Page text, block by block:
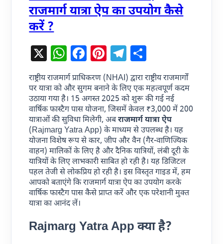
राजमार्ग यात्रा ऐप का उपयोग कैसे
करें ?
X WhatsApp
Facebook
Pinterest
Telegram
राष्ट्रीय राजमार्ग प्राधिकरण (NHAI) द्वारा राष्ट्रीय राजमार्गों
पर यात्रा को और सुगम बनाने के लिए एक महत्वपूर्ण कदम
उठाया गया है। 15 अगस्त 2025 को शुरू की गई नई
वार्षिक फास्टैग पास योजना, जिसमें केवल ₹3,000 में 200
यात्राओं की सुविधा मिलेगी, अबराजमार्ग यात्रा ऐप
(Rajmarg Yatra App) के माध्यम से उपलब्ध है। यह
योजना विशेष रूप से कार, जीप और वैन (गैर-वाणिज्यिक
वाहन) मालिकों के लिए है और दैनिक यात्रियों, लंबी दूरी के
यात्रियों के लिए लाभकारी साबित हो रही है। यह डिजिटल
पहल तेजी से लोकप्रिय हो रही है। इस विस्तृत गाइड में, हम
आपको बताएंगे कि राजमार्ग यात्रा ऐप का उपयोग करके
वार्षिक फास्टैग पास कैसे प्राप्त करें और एक परेशानी मुक्त
यात्रा का आनंद लें।
Rajmarg Yatra App क्या है?